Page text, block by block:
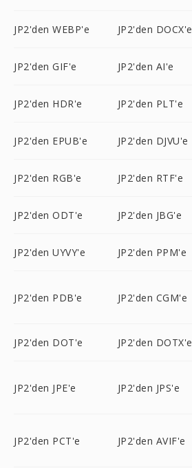
JP2'den WEBP'e JP2'den DOCX'e
JP2'den GIF'e JP2'den AI'e
JP2'den HDR'e JP2'den PLT'e
JP2'den EPUB'e JP2'den DJVU'e
JP2'den RGB'e JP2'den RTF'e
JP2'den ODT'e JP2'den JBG'e
JP2'den UYVY'e JP2'den PPM'e
JP2'den PDB'e JP2'den CGM'e
JP2'den DOT'e JP2'den DOTX'e
JP2'den JPE'e JP2'den JPS'e
JP2'den PCT'e JP2'den AVIF'e